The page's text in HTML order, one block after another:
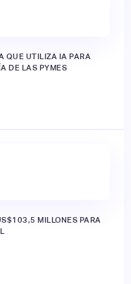
QUE UTILIZA IA PARA
DE LAS PYMES
MILLONES PARA